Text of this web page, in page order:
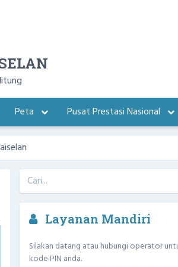
Peta Pusat Prestasi Nasional
Layanan Mandiri
Silakan datang atau hubungi operator
kode PIN anda.